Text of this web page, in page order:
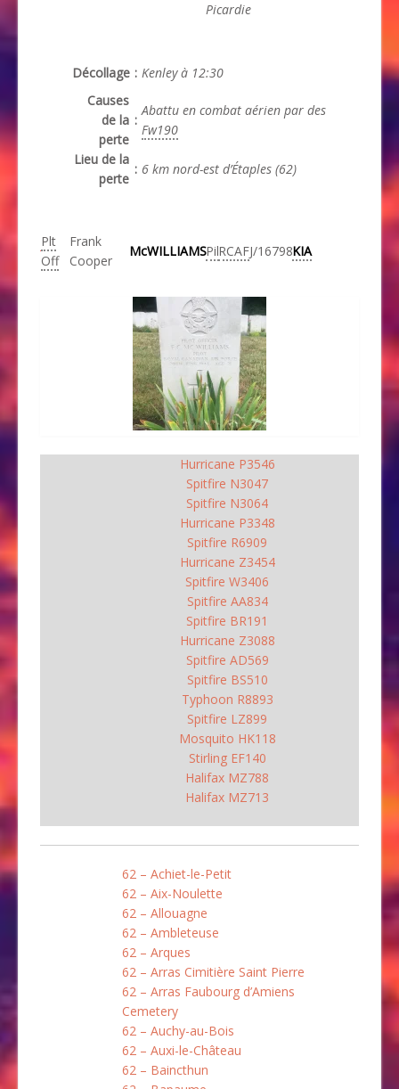
Picardie
Décollage : Kenley à 12:30
Causes
de la
perte
:
Abattu en combat aérien par des
Fw190
Lieu de la
perte
: 6 km nord-est d’Étaples (62)
Plt
Off
Frank
Cooper
McWILLIAMSPilRCAFJ/16798KIA
Hurricane P3546
Spitfire N3047
Spitfire N3064
Hurricane P3348
Spitfire R6909
Hurricane Z3454
Spitfire W3406
Spitfire AA834
Spitfire BR191
Hurricane Z3088
Spitfire AD569
Spitfire BS510
Typhoon R8893
Spitfire LZ899
Mosquito HK118
Stirling EF140
Halifax MZ788
Halifax MZ713
62 – Achiet-le-Petit
62 – Aix-Noulette
62 – Allouagne
62 – Ambleteuse
62 – Arques
62 – Arras Cimitière Saint Pierre
62 – Arras Faubourg d’Amiens
Cemetery
62 – Auchy-au-Bois
62 – Auxi-le-Château
62 – Baincthun